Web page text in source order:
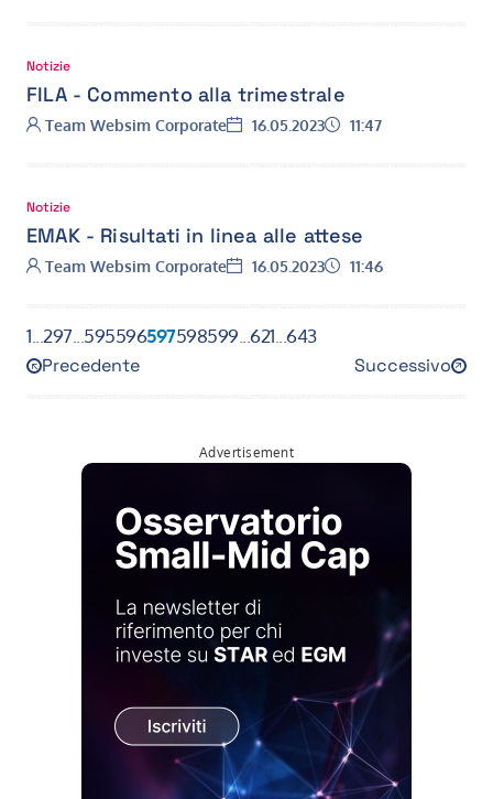
Notizie
FILA - Commento alla trimestrale
Autore:
Team Websim Corporate Data:
16.05.2023 Ora:
11:47
Notizie
EMAK - Risultati in linea alle attese
Autore:
Team Websim Corporate Data:
16.05.2023 Ora:
11:46
1 297... 595596597598599 621 643
Precedente
596 Successivo598
Advertisement